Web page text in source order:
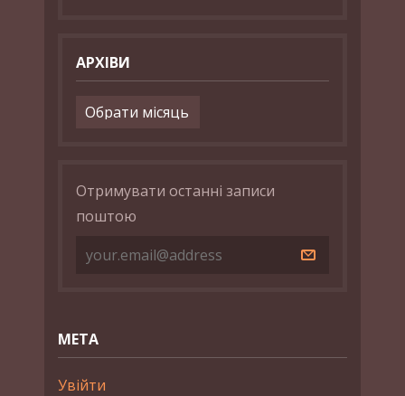
АРХІВИ
Архіви
Отримувати останні записи
поштою
МЕТА
Увійти